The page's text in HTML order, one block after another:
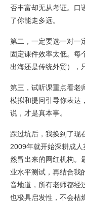
否丰富却无从考证。口
了你能走多远。
第二，一定要选一对一
固定课件效率太低。每
出海还是传统外贸），
第三，试听课重点看老
模拟和提问引导你表达
说，才是真本事。
踩过坑后，我换到了现
2009年就开始深耕成
然冒出来的网红机构。
业水平测试，再结合我
音地道，所有老师都经
也极具启发性，不会枯